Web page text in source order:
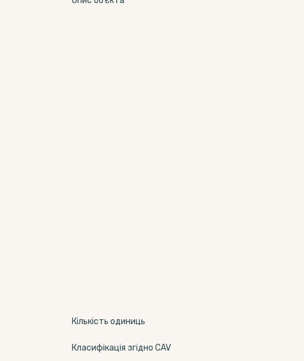
Кількість одиниць
Класифікація згідно CAV